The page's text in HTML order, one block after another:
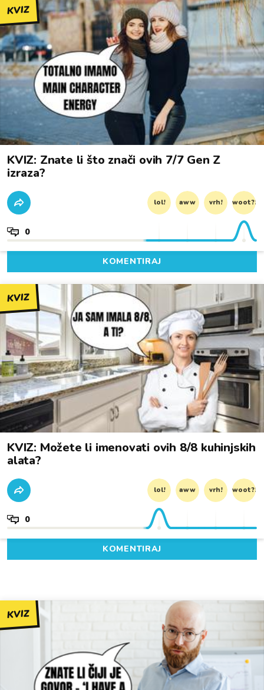
KVIZ
KVIZ: Znate li što znači ovih 7/7 Gen Z
izraza?
lol! aww vrh! woot?!
0
KOMENTIRAJ
KVIZ
KVIZ: Možete li imenovati ovih 8/8 kuhinjskih
alata?
lol! aww vrh! woot?!
0
KOMENTIRAJ
KVIZ